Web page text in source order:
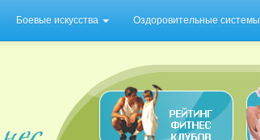
Боевые искусства Оздоровительные системы